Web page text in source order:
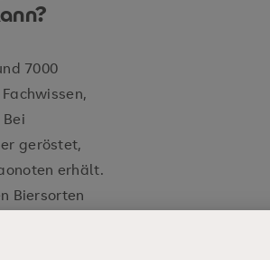
7000
geröstet,
erhält.
Biersorten
Bei